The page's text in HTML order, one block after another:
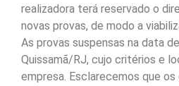
realizadora terá reservado o
novas provas, de modo a
As provas suspensas na data
Quissamã/RJ, cujo critérios e
empresa. Esclarecemos que